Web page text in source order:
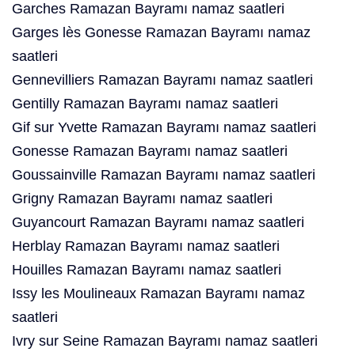
Garches Ramazan Bayramı namaz saatleri
Garges lès Gonesse Ramazan Bayramı namaz
saatleri
Gennevilliers Ramazan Bayramı namaz saatleri
Gentilly Ramazan Bayramı namaz saatleri
Gif sur Yvette Ramazan Bayramı namaz saatleri
Gonesse Ramazan Bayramı namaz saatleri
Goussainville Ramazan Bayramı namaz saatleri
Grigny Ramazan Bayramı namaz saatleri
Guyancourt Ramazan Bayramı namaz saatleri
Herblay Ramazan Bayramı namaz saatleri
Houilles Ramazan Bayramı namaz saatleri
Issy les Moulineaux Ramazan Bayramı namaz
saatleri
Ivry sur Seine Ramazan Bayramı namaz saatleri